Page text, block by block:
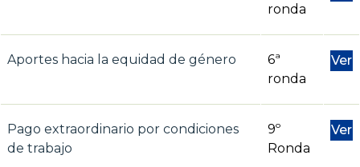
ronda
Aportes hacia la equidad de género
6ª
ronda
Ver
Pago extraordinario por condiciones
de trabajo
9º
Ronda
Ver